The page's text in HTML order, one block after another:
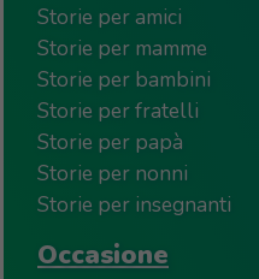
Storie per amici
Storie per mamme
Storie per bambini
Storie per fratelli
Storie per papà
Storie per nonni
Storie per insegnanti
Occasione